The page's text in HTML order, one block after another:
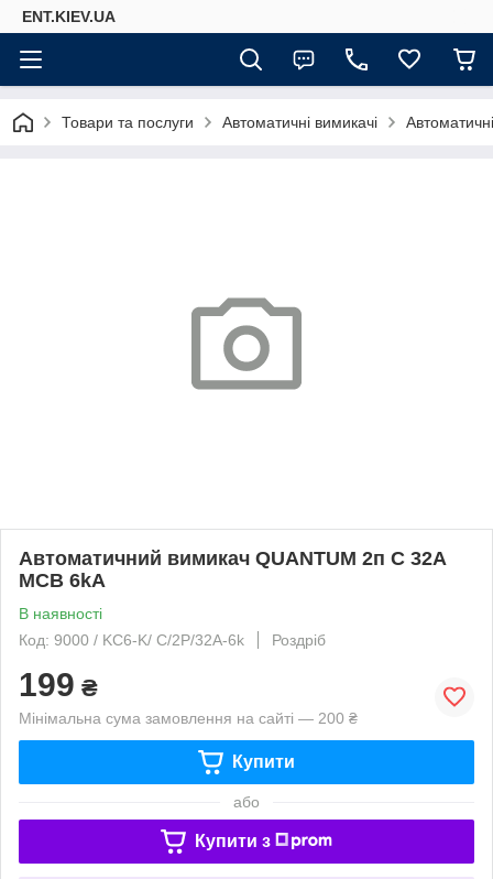
ENT.KIEV.UA
Товари та послуги Автоматичні вимикачі
Автоматичний вимикач QUANTUM 2п С 32А
MCB 6kA
В наявності
Код: 9000 / KC6-K/ C/2P/32A-6k
Роздріб
199 ₴
Мінімальна сума замовлення на сайті — 200 ₴
Купити
або
Купити з